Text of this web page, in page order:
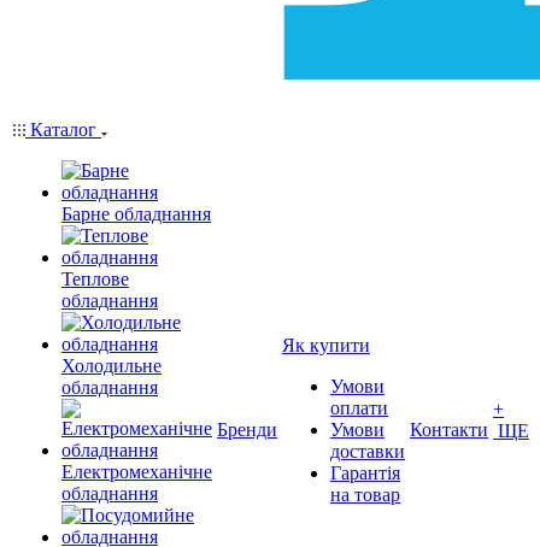
Каталог
Барне обладнання
Теплове
обладнання
Холодильне
обладнання
Електромеханічне
обладнання
Бренди
Як купити
Умови
оплати
Умови
доставки
Гарантія
на товар
Контакти
+
ЩЕ